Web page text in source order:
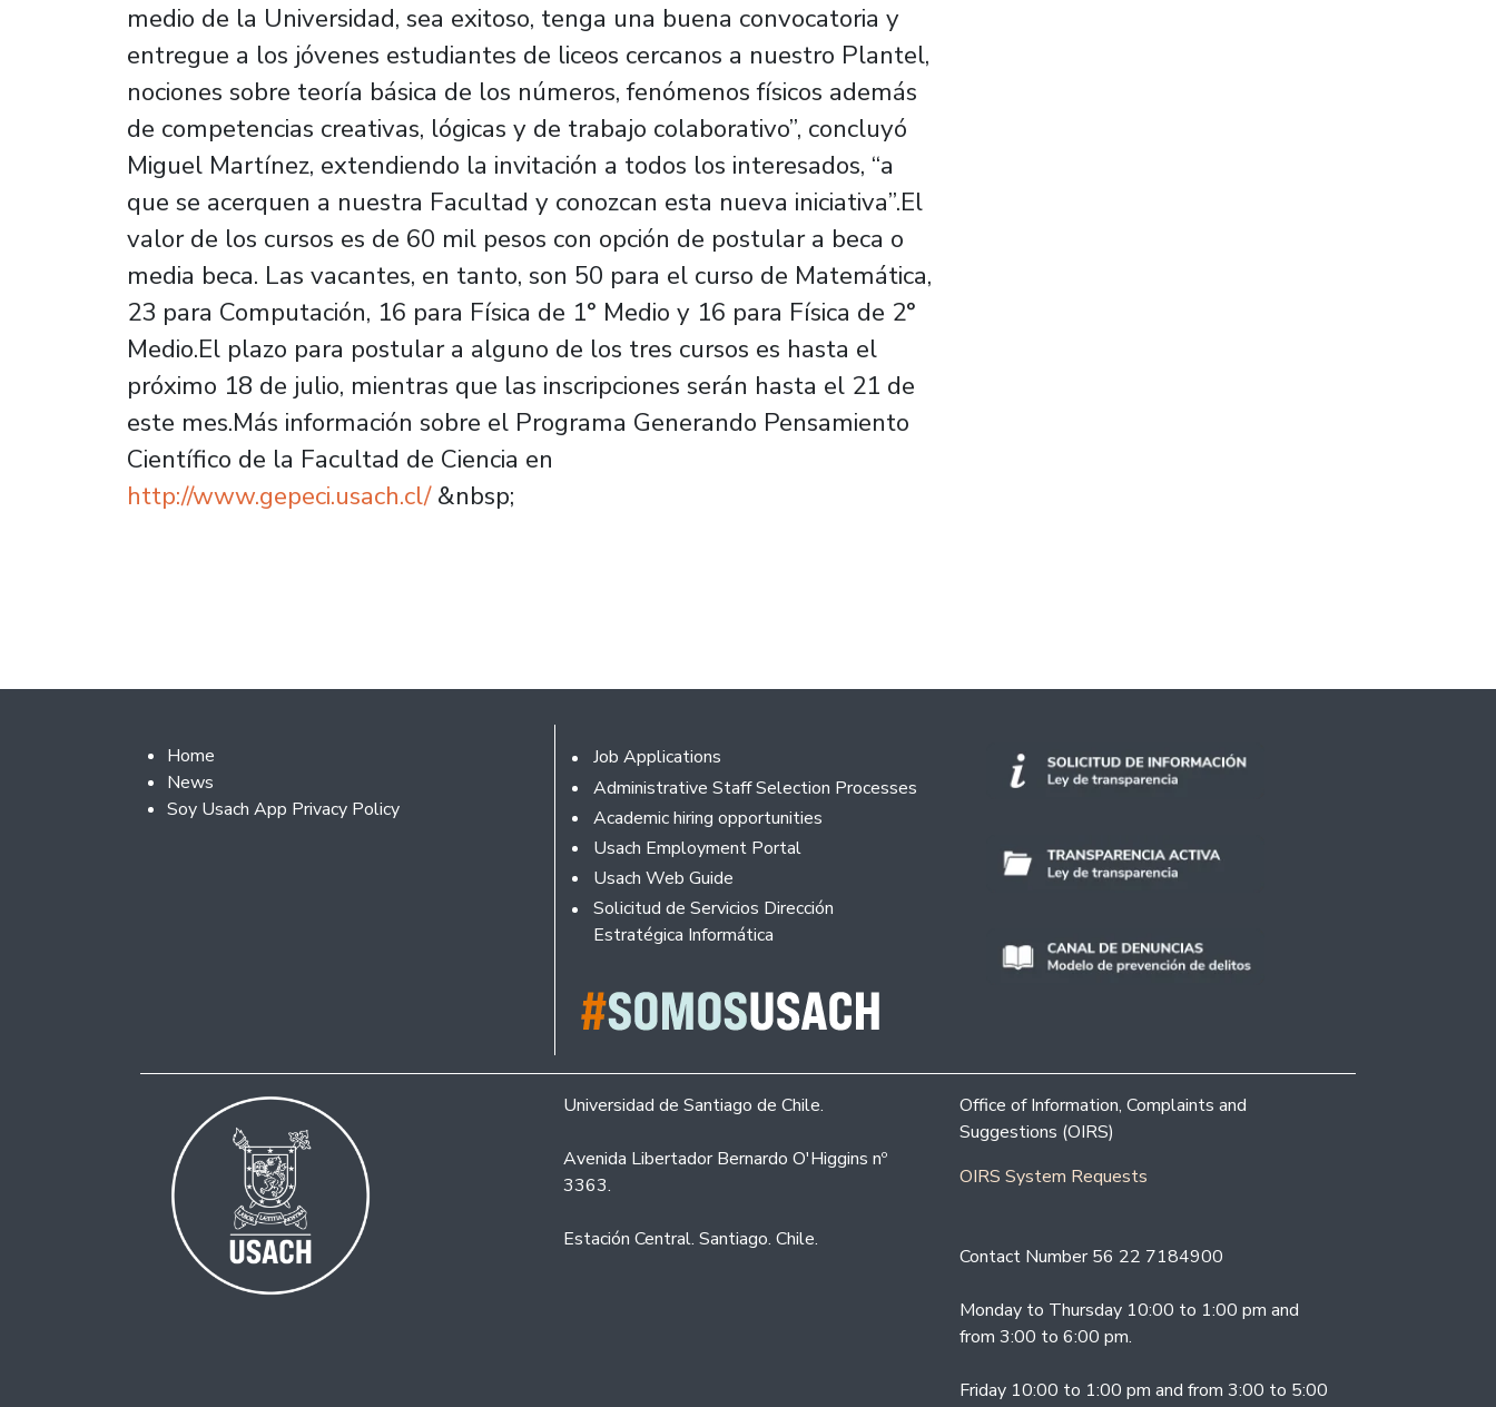
medio de la Universidad, sea exitoso, tenga una buena convocatoria y
entregue a los jóvenes estudiantes de liceos cercanos a nuestro Plantel,
nociones sobre teoría básica de los números, fenómenos físicos además
de competencias creativas, lógicas y de trabajo colaborativo”, concluyó
Miguel Martínez, extendiendo la invitación a todos los interesados, “a
que se acerquen a nuestra Facultad y conozcan esta nueva iniciativa”.El
valor de los cursos es de 60 mil pesos con opción de postular a beca o
media beca. Las vacantes, en tanto, son 50 para el curso de Matemática,
23 para Computación, 16 para Física de 1° Medio y 16 para Física de 2°
Medio.El plazo para postular a alguno de los tres cursos es hasta el
próximo 18 de julio, mientras que las inscripciones serán hasta el 21 de
este mes.Más información sobre el Programa Generando Pensamiento
Científico de la Facultad de Ciencia en
http://www.gepeci.usach.cl/&nbsp;
Footer 2
Home
News
Soy Usach App Privacy Policy
Footer
Job Applications
Administrative Staff Selection Processes
Academic hiring opportunities
Usach Employment Portal
Usach Web Guide
Solicitud de Servicios Dirección
Estratégica Informática
Universidad de Santiago de Chile.
Avenida Libertador Bernardo O'Higgins nº
3363.
Estación Central. Santiago. Chile.
Office of Information, Complaints and
Suggestions (OIRS)
OIRS System Requests
Contact Number 56 22 7184900
Monday to Thursday 10:00 to 1:00 pm and
from 3:00 to 6:00 pm.
Friday 10:00 to 1:00 pm and from 3:00 to 5:00